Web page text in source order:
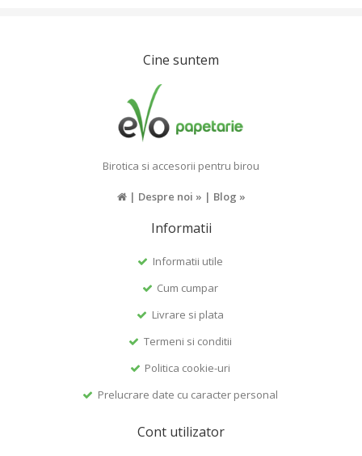
Cine suntem
Birotica si accesorii pentru birou
| Despre noi » | Blog »
Informatii
Informatii utile
Cum cumpar
Livrare si plata
Termeni si conditii
Politica cookie-uri
Prelucrare date cu caracter personal
Cont utilizator